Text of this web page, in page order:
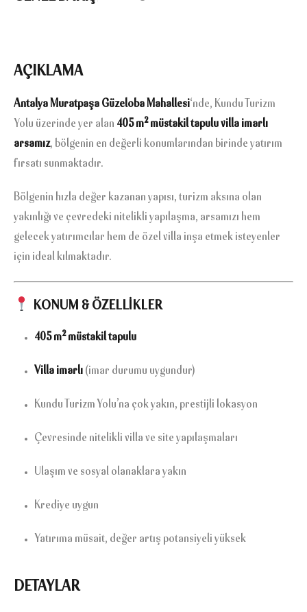
AÇIKLAMA
Antalya Muratpaşa Güzeloba Mahallesi‘nde, Kundu Turizm
Yolu üzerinde yer alan 405 m² müstakil tapulu villa imarlı
arsamız, bölgenin en değerli konumlarından birinde yatırım
fırsatı sunmaktadır.
Bölgenin hızla değer kazanan yapısı, turizm aksına olan
yakınlığı ve çevredeki nitelikli yapılaşma, arsamızı hem
gelecek yatırımcılar hem de özel villa inşa etmek isteyenler
için ideal kılmaktadır.
KONUM & ÖZELLİKLER
405 m² müstakil tapulu
Villa imarlı (imar durumu uygundur)
Kundu Turizm Yolu’na çok yakın, prestijli lokasyon
Çevresinde nitelikli villa ve site yapılaşmaları
Ulaşım ve sosyal olanaklara yakın
Krediye uygun
Yatırıma müsait, değer artış potansiyeli yüksek
DETAYLAR